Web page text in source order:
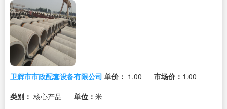
卫辉市市政配套设备有限公司 单价： 1.00 市场价： 1.00
类别： 核心产品 单位： 米